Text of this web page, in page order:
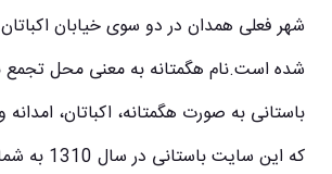
شهر فعلی همدان در دو سوی خیابان اکباتان
شده است.نام هگمتانه به معنی محل تجمع
باستانی به صورت هگمتانه، اکباتان،